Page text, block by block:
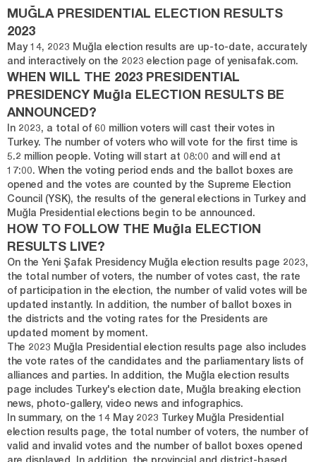
MUĞLA PRESIDENTIAL ELECTION RESULTS
2023
May 14, 2023 Muğla election results are up-to-date, accurately
and interactively on the 2023 election page of yenisafak.com.
WHEN WILL THE 2023 PRESIDENTIAL
PRESIDENCY Muğla ELECTION RESULTS BE
ANNOUNCED?
In 2023, a total of 60 million voters will cast their votes in
Turkey. The number of voters who will vote for the first time is
5.2 million people. Voting will start at 08:00 and will end at
17:00. When the voting period ends and the ballot boxes are
opened and the votes are counted by the Supreme Election
Council (YSK), the results of the general elections in Turkey and
Muğla Presidential elections begin to be announced.
HOW TO FOLLOW THE Muğla ELECTION
RESULTS LIVE?
On the Yeni Şafak Presidency Muğla election results page 2023,
the total number of voters, the number of votes cast, the rate
of participation in the election, the number of valid votes will be
updated instantly. In addition, the number of ballot boxes in
the districts and the voting rates for the Presidents are
updated moment by moment.
The 2023 Muğla Presidential election results page also includes
the vote rates of the candidates and the parliamentary lists of
alliances and parties. In addition, the Muğla election results
page includes Turkey's election date, Muğla breaking election
news, photo-gallery, video news and infographics.
In summary, on the 14 May 2023 Turkey Muğla Presidential
election results page, the total number of voters, the number of
valid and invalid votes and the number of ballot boxes opened
are displayed. In addition, the provincial and district-based